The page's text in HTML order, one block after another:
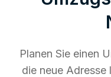
Planen Sie einen
die neue